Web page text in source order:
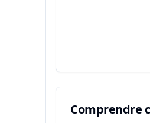
Comprendre